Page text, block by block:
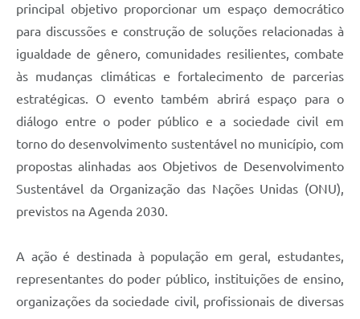
principal objetivo proporcionar um espaço democrático
para discussões e construção de soluções relacionadas à
igualdade de gênero, comunidades resilientes, combate
às mudanças climáticas e fortalecimento de parcerias
estratégicas. O evento também abrirá espaço para o
diálogo entre o poder público e a sociedade civil em
torno do desenvolvimento sustentável no município, com
propostas alinhadas aos Objetivos de Desenvolvimento
Sustentável da Organização das Nações Unidas (ONU),
previstos na Agenda 2030.
A ação é destinada à população em geral, estudantes,
representantes do poder público, instituições de ensino,
organizações da sociedade civil, profissionais de diversas